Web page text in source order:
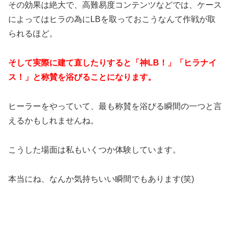
その効果は絶大で、高難易度コンテンツなどでは、ケース
によってはヒラの為にLBを取っておこうなんて作戦が取
られるほど。
そして実際に建て直したりすると「神LB！」「ヒラナイ
ス！」と称賛を浴びることになります。
ヒーラーをやっていて、最も称賛を浴びる瞬間の一つと言
えるかもしれませんね。
こうした場面は私もいくつか体験しています。
本当にね、なんか気持ちいい瞬間でもあります(笑)